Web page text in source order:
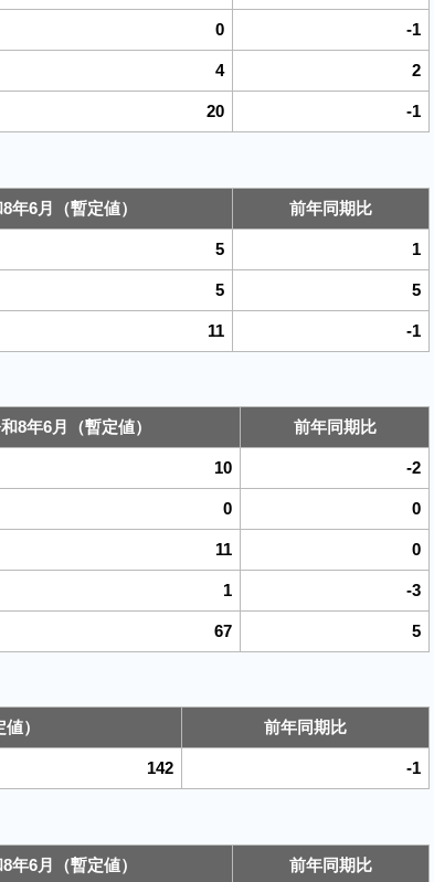
0 -1
4 2
20 -1
年6月（暫定値） 前年同期比
5 1
5 5
11 -1
8年6月（暫定値） 前年同期比
10 -2
0 0
11 0
1 -3
67 5
） 前年同期比
142 -1
年6月（暫定値） 前年同期比